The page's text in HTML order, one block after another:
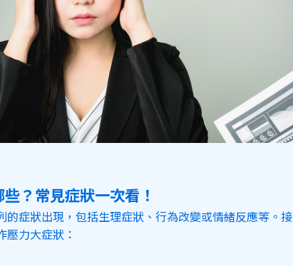
？常見症狀一次看！
的症狀出現，包括生理症狀、行為改變或情緒反應等。接
壓力大症狀：